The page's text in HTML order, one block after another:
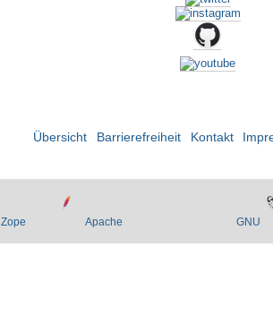
Übersicht Barrierefreiheit Kontakt
Zope Apache GNU